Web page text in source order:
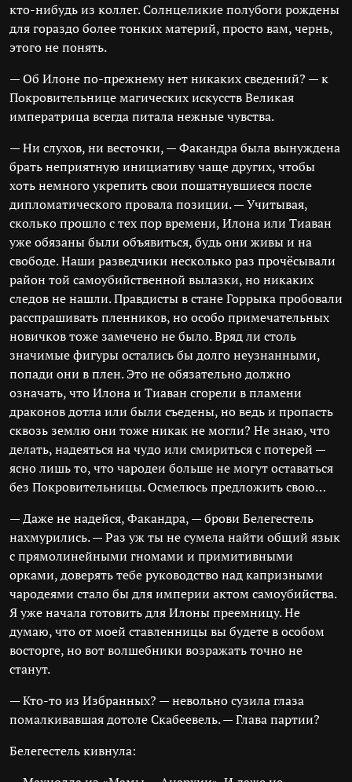
кто-нибудь из коллег. Солнцеликие полубоги рождены
для гораздо более тонких материй, просто вам, чернь,
этого не понять.
— Об Илоне по-прежнему нет никаких сведений? — к
Покровительнице магических искусств Великая
императрица всегда питала нежные чувства.
— Ни слухов, ни весточки, — Факандра была вынуждена
брать неприятную инициативу чаще других, чтобы
хоть немного укрепить свои пошатнувшиеся после
дипломатического провала позиции. — Учитывая,
сколько прошло с тех пор времени, Илона или Тиаван
уже обязаны были объявиться, будь они живы и на
свободе. Наши разведчики несколько раз прочёсывали
район той самоубийственной вылазки, но никаких
следов не нашли. Правдисты в стане Горрыка пробовали
расспрашивать пленников, но особо примечательных
новичков тоже замечено не было. Вряд ли столь
значимые фигуры остались бы долго неузнанными,
попади они в плен. Это не обязательно должно
означать, что Илона и Тиаван сгорели в пламени
драконов дотла или были съедены, но ведь и пропасть
сквозь землю они тоже никак не могли? Не знаю, что
делать, надеяться на чудо или смириться с потерей —
ясно лишь то, что чародеи больше не могут оставаться
без Покровительницы. Осмелюсь предложить свою…
— Даже не надейся, Факандра, — брови Белегестель
нахмурились. — Раз уж ты не сумела найти общий язык
с прямолинейными гномами и примитивными
орками, доверять тебе руководство над капризными
чародеями стало бы для империи актом самоубийства.
Я уже начала готовить для Илоны преемницу. Не
думаю, что от моей ставленницы вы будете в особом
восторге, но вот волшебники возражать точно не
станут.
— Кто-то из Избранных? — невольно сузила глаза
помалкивавшая дотоле Скабеевель. — Глава партии?
Белегестель кивнула: